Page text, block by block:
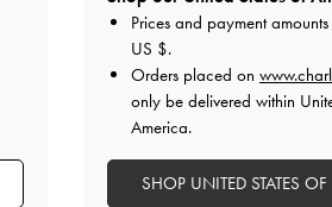
Prices and payment
US $.
Orders placed on
only be delivered within
America.
SHOP UNITED STATES